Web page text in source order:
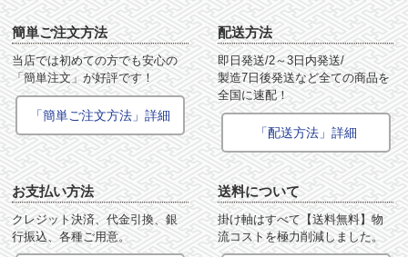
簡単ご注文方法
当店では初めての方でも安心の
「簡単注文」が好評です！
「簡単ご注文方法」詳細
配送方法
即日発送/2～3日内発送/
製造7日後発送など全ての商品を
全国に速配！
「配送方法」詳細
お支払い方法
クレジット決済、代金引換、銀
行振込、各種ご用意。
送料について
掛け軸はすべて【送料無料】物
流コストを極力削減しました。